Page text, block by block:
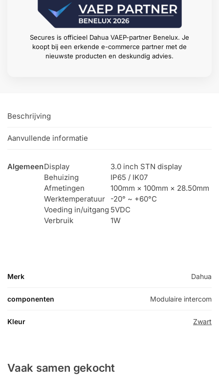
Secures is officieel Dahua VAEP-partner Benelux. Je
koopt bij een erkende e-commerce partner met de
nieuwste producten en deskundig advies.
Beschrijving
Aanvullende informatie
AlgemeenDisplay
3.0 inch STN display
Behuizing
IP65 / IK07
Afmetingen
100mm × 100mm × 28.50mm
Werktemperatuur
-20° ~ +60°C
Voeding in/uitgang 5VDC
Verbruik
1W
Merk Dahua
componenten Modulaire intercom
Kleur Zwart
Vaak samen gekocht